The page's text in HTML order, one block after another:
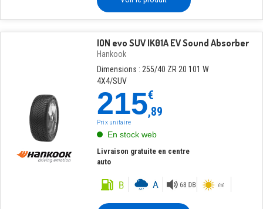
ION evo SUV IK01A EV Sound Absorber
Hankook
Dimensions : 255/40 ZR 20 101 W
4X4/SUV
215€
,89
Prix unitaire
En stock web
Livraison gratuite en centre
auto